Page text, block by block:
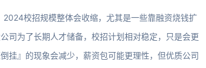
校招规模整体会收缩，尤其是一些靠融资烧钱扩
司为了长期人才储备，校招计划相对稳定，只是会更
挂』的现象会减少，薪资包可能更理性，但优质公司